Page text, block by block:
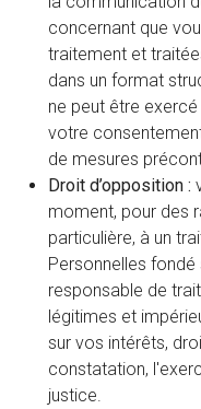
concernant que
traitement et
dans un format
ne peut être
votre
de mesures
Droit d’opposition :
moment, pour des
particulière, à un
Personnelles
responsable de
légitimes et
sur vos intérêts,
constatation,
justice.